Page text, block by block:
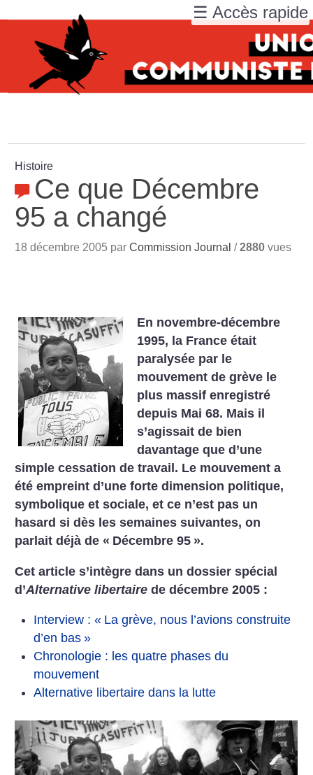
Histoire
Ce que Décembre
95 a changé
18 décembre 2005 parCommission Journal /2880 vues
En novembre-décembre
1995, la France était
paralysée par le
mouvement de grève le
plus massif enregistré
depuis Mai 68. Mais il
s’agissait de bien
davantage que d’une
simple cessation de travail. Le mouvement a
été empreint d’une forte dimension politique,
symbolique et sociale, et ce n’est pas un
hasard si dès les semaines suivantes, on
parlait déjà de « Décembre 95 ».
Cet article s’intègre dans un dossier spécial
d’Alternative libertaire de décembre 2005 :
Interview : « La grève, nous l’avions construite
d’en bas »
Chronologie : les quatre phases du
mouvement
Alternative libertaire dans la lutte
☰ Accès rapide